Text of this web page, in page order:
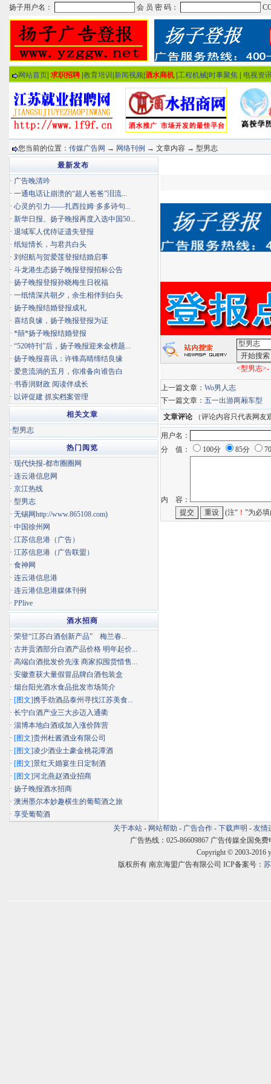
网站首页 求职招聘 教育培训 新闻视频 酒水商机 工程机械 时事聚焦 电视资
您当前的位置： 传媒广告网 → 网络刊例 → 文章内容 → 型男志
<型男志>-
上一篇文章： Wo男人志
下一篇文章： 五一出游两厢车型
文章评论 （评论内容只代表网友
用户名：
分 值：
100分 85分
内 容：
(注“ ！ ”为必
最新发布
· 广告晚清吟
· 一通电话让崩溃的“超人爸爸”泪流...
· 心灵的引力——扎西拉姆·多多诗句...
· 新华日报、扬子晚报再度入选中国50...
· 退域军人优待证遗失登报
· 纸短情长，与君共白头
· 刘绍航与贺爱莲登报结婚启事
· 斗龙港生态扬子晚报登报招标公告
· 扬子晚报登报孙晓梅生日祝福
· 一纸情深共朝夕，余生相伴到白头
· 扬子晚报结婚登报成礼
· 喜结良缘，扬子晚报登报为证
· *囍*扬子晚报结婚登报
· “520特刊”后，扬子晚报迎来金榜题...
· 扬子晚报喜讯：许锋高晴缔结良缘
· 爱意流淌的五月，你准备向谁告白
· 书香润财政 阅读伴成长
· 以评促建 抓实档案管理
相关文章
·型男志
热门阅览
· 现代快报-都市圈圈网
· 连云港信息网
· 京江热线
· 型男志
· 无锡网http://www.865108.com)
· 中国徐州网
· 江苏信息港（广告）
· 江苏信息港（广告联盟）
· 食神网
· 连云港信息港
· 连云港信息港媒体刊例
· PPlive
酒水招商
· 荣登“江苏白酒创新产品” 梅兰春...
· 古井贡酒部分白酒产品价格 明年起价...
· 高端白酒批发价先涨 商家拟囤货惜售...
· 安徽查获大量假冒品牌白酒包装盒
· 烟台阳光酒水食品批发市场简介
· [图文]携手劲酒品泰州寻找江苏美食...
· 长宁白酒产业三大步迈入通衢
· 淄博本地白酒或加入涨价阵营
· [图文]贵州杜酱酒业有限公司
· [图文]凌少酒业土豪金桃花潭酒
· [图文]景红天婚宴生日定制酒
· [图文]河北燕赵酒业招商
· 扬子晚报酒水招商
· 澳洲墨尔本妙趣横生的葡萄酒之旅
· 享受葡萄酒
关于本站 - 网站帮助 - 广告合作 - 下载声明 - 友情
广告热线：025-86609867 广告传媒全国免费
Copyright © 2003-2016
版权所有 南京海盟广告有限公司 ICP备案号：